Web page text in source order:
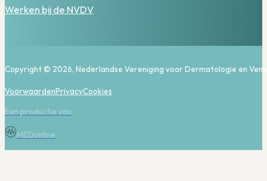
Werken bij de NVDV
Copyright © 2026, Nederlandse Vereniging voor Dermatologie en
VoorwaardenPrivacyCookies
Een productie van
MEDonline